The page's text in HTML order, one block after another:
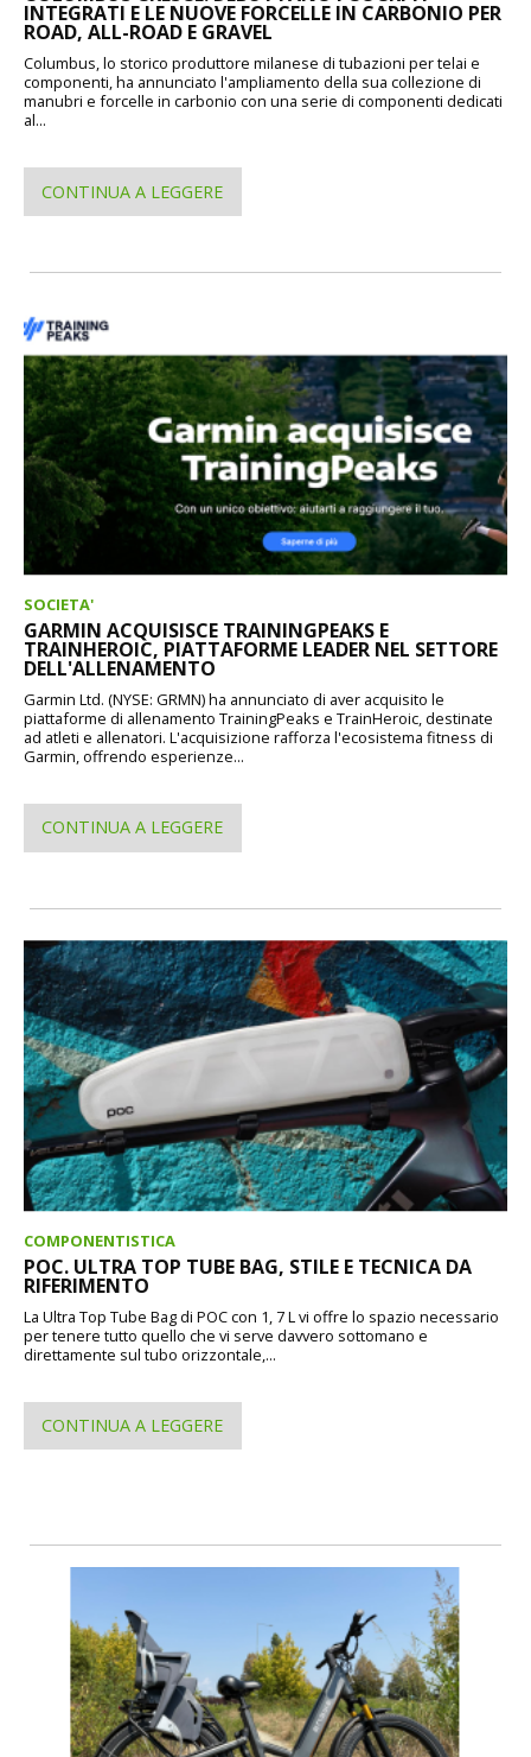
INTEGRATI E LE NUOVE FORCELLE IN CARBONIO PER
ROAD, ALL-ROAD E GRAVEL
Columbus, lo storico produttore milanese di tubazioni per telai e
componenti, ha annunciato l'ampliamento della sua collezione di
manubri e forcelle in carbonio con una serie di componenti dedicati
al...
CONTINUA A LEGGERE
SOCIETA'
GARMIN ACQUISISCE TRAININGPEAKS E
TRAINHEROIC, PIATTAFORME LEADER NEL SETTORE
DELL'ALLENAMENTO
Garmin Ltd. (NYSE: GRMN) ha annunciato di aver acquisito le
piattaforme di allenamento TrainingPeaks e TrainHeroic, destinate
ad atleti e allenatori. L'acquisizione rafforza l'ecosistema fitness di
Garmin, offrendo esperienze...
CONTINUA A LEGGERE
COMPONENTISTICA
POC. ULTRA TOP TUBE BAG, STILE E TECNICA DA
RIFERIMENTO
La Ultra Top Tube Bag di POC con 1, 7 L vi offre lo spazio necessario
per tenere tutto quello che vi serve davvero sottomano e
direttamente sul tubo orizzontale,...
CONTINUA A LEGGERE